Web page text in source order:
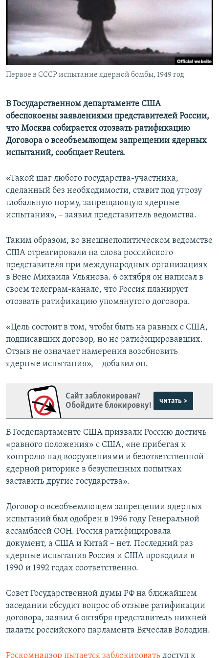
ПОБЕДИТЕЛЕЙ НЕ СУДЯТ?
КРЫМ.НЕПОКОРЕННЫЙ
ELIFBE
УКРАИНСКАЯ ПРОБЛЕМА КРЫМА
Все сайты RFE/RL
Первое в СССР испытание ядерной бомбы, 1949 год
В Государственном департаменте США
обеспокоены заявлениями представителей России,
что Москва собирается отозвать ратификацию
Договора о всеобъемлющем запрещении ядерных
испытаний, сообщает Reuters.
«Такой шаг любого государства-участника,
сделанный без необходимости, ставит под угрозу
глобальную норму, запрещающую ядерные
испытания», – заявил представитель ведомства.
Таким образом, во внешнеполитическом ведомстве
США отреагировали на слова российского
представителя при международных организациях
в Вене Михаила Ульянова. 6 октября он написал в
своем телеграм-канале, что Россия планирует
отозвать ратификацию упомянутого договора.
«Цель состоит в том, чтобы быть на равных с США,
подписавших договор, но не ратифицировавших.
Отзыв не означает намерения возобновить
ядерные испытания», – добавил он.
Сайт заблокирован?
Обойдите блокировку!
читать >
В Госдепартаменте США призвали Россию достичь
«равного положения» с США, «не прибегая к
контролю над вооружениями и безответственной
ядерной риторике в безуспешных попытках
заставить другие государства».
Договор о всеобъемлющем запрещении ядерных
испытаний был одобрен в 1996 году Генеральной
ассамблеей ООН. Россия ратифицировала
документ, а США и Китай – нет. Последний раз
ядерные испытания Россия и США проводили в
1990 и 1992 годах соответственно.
Совет Государственной думы РФ на ближайшем
заседании обсудит вопрос об отзыве ратификации
договора, заявил 6 октября представитель нижней
палаты российского парламента Вячеслав Володин.
Роскомнадзор пытается заблокировать доступ к